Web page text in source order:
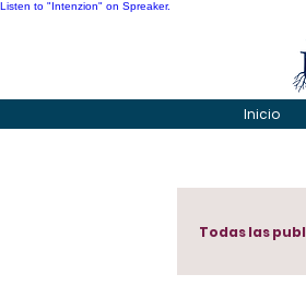
Listen to "Intenzion" on Spreaker.
Inicio
Todas las